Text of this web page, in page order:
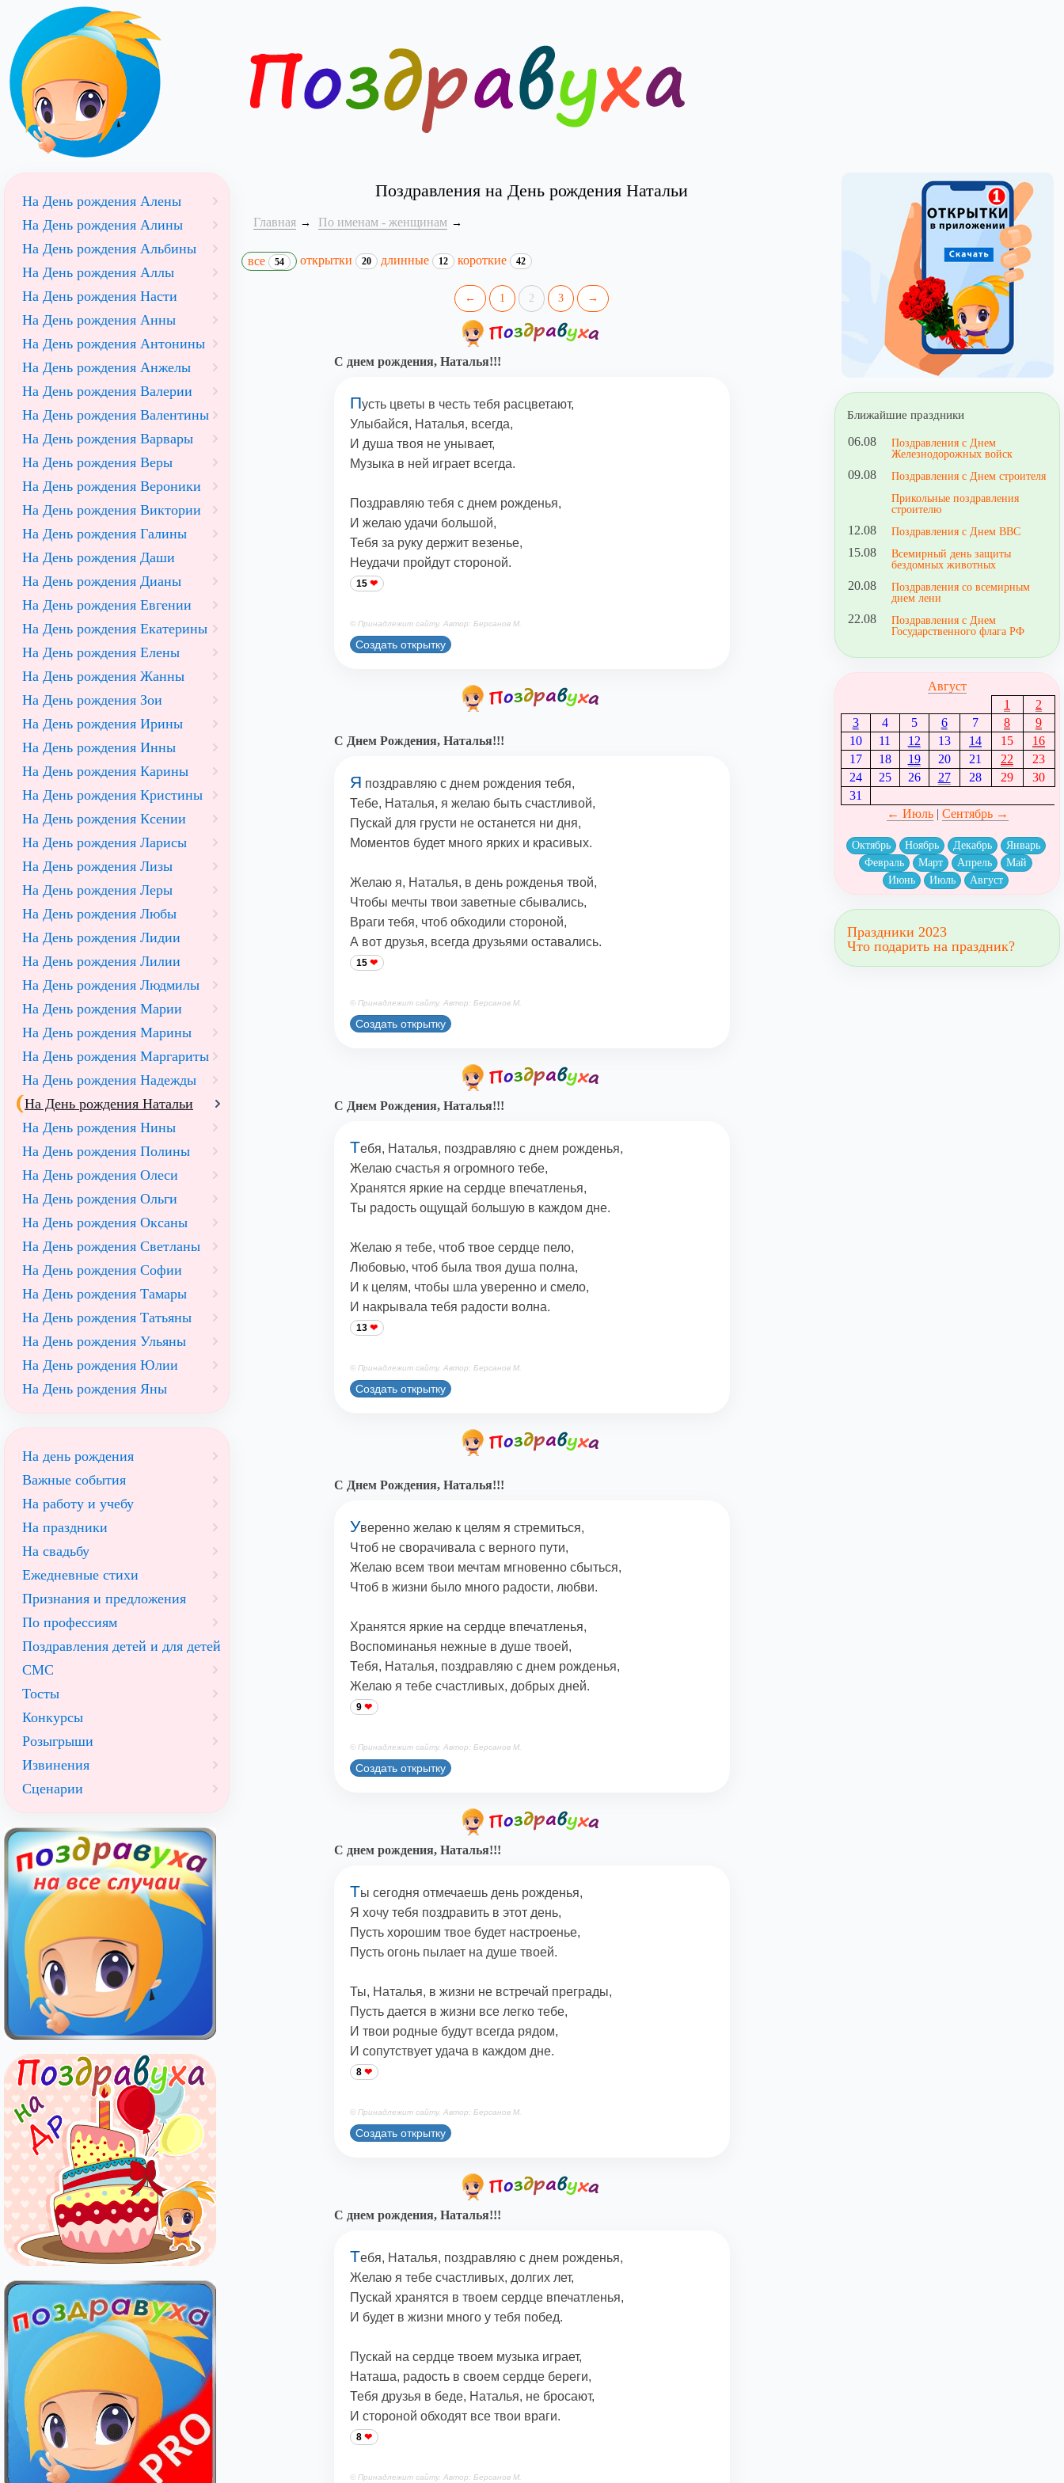
Поздравления на День рождения Натальи
Главная По именам - женщинам
все 54 открытки 20 длинные 12 короткие 42
← 1 2 3 →
С днем рождения, Наталья!!!
Пусть цветы в честь тебя расцветают,
Улыбайся, Наталья, всегда,
И душа твоя не унывает,
Музыка в ней играет всегда.
Поздравляю тебя с днем рожденья,
И желаю удачи большой,
Тебя за руку держит везенье,
Неудачи пройдут стороной.
15
© Принадлежит сайту. Автор: Берсанов М.
Создать открытку
С Днем Рождения, Наталья!!!
Я поздравляю с днем рождения тебя,
Тебе, Наталья, я желаю быть счастливой,
Пускай для грусти не останется ни дня,
Моментов будет много ярких и красивых.
Желаю я, Наталья, в день рожденья твой,
Чтобы мечты твои заветные сбывались,
Враги тебя, чтоб обходили стороной,
А вот друзья, всегда друзьями оставались.
15
© Принадлежит сайту. Автор: Берсанов М.
Создать открытку
С Днем Рождения, Наталья!!!
Тебя, Наталья, поздравляю с днем рожденья,
Желаю счастья я огромного тебе,
Хранятся яркие на сердце впечатленья,
Ты радость ощущай большую в каждом дне.
Желаю я тебе, чтоб твое сердце пело,
Любовью, чтоб была твоя душа полна,
И к целям, чтобы шла уверенно и смело,
И накрывала тебя радости волна.
13
© Принадлежит сайту. Автор: Берсанов М.
Создать открытку
С Днем Рождения, Наталья!!!
Уверенно желаю к целям я стремиться,
Чтоб не сворачивала с верного пути,
Желаю всем твои мечтам мгновенно сбыться,
Чтоб в жизни было много радости, любви.
Хранятся яркие на сердце впечатленья,
Воспоминанья нежные в душе твоей,
Тебя, Наталья, поздравляю с днем рожденья,
Желаю я тебе счастливых, добрых дней.
9
© Принадлежит сайту. Автор: Берсанов М.
Создать открытку
С днем рождения, Наталья!!!
Ты сегодня отмечаешь день рожденья,
Я хочу тебя поздравить в этот день,
Пусть хорошим твое будет настроенье,
Пусть огонь пылает на душе твоей.
Ты, Наталья, в жизни не встречай преграды,
Пусть дается в жизни все легко тебе,
И твои родные будут всегда рядом,
И сопутствует удача в каждом дне.
8
© Принадлежит сайту. Автор: Берсанов М.
Создать открытку
С днем рождения, Наталья!!!
Тебя, Наталья, поздравляю с днем рожденья,
Желаю я тебе счастливых, долгих лет,
Пускай хранятся в твоем сердце впечатленья,
И будет в жизни много у тебя побед.
Пускай на сердце твоем музыка играет,
Наташа, радость в своем сердце береги,
Тебя друзья в беде, Наталья, не бросают,
И стороной обходят все твои враги.
8
© Принадлежит сайту. Автор: Берсанов М.
На День рождения Алены
На День рождения Алины
На День рождения Альбины
На День рождения Аллы
На День рождения Насти
На День рождения Анны
На День рождения Антонины
На День рождения Анжелы
На День рождения Валерии
На День рождения Валентины
На День рождения Варвары
На День рождения Веры
На День рождения Вероники
На День рождения Виктории
На День рождения Галины
На День рождения Даши
На День рождения Дианы
На День рождения Евгении
На День рождения Екатерины
На День рождения Елены
На День рождения Жанны
На День рождения Зои
На День рождения Ирины
На День рождения Инны
На День рождения Карины
На День рождения Кристины
На День рождения Ксении
На День рождения Ларисы
На День рождения Лизы
На День рождения Леры
На День рождения Любы
На День рождения Лидии
На День рождения Лилии
На День рождения Людмилы
На День рождения Марии
На День рождения Марины
На День рождения Маргариты
На День рождения Надежды
На День рождения Натальи
На День рождения Нины
На День рождения Полины
На День рождения Олеси
На День рождения Ольги
На День рождения Оксаны
На День рождения Светланы
На День рождения Софии
На День рождения Тамары
На День рождения Татьяны
На День рождения Ульяны
На День рождения Юлии
На День рождения Яны
На день рождения
Важные события
На работу и учебу
На праздники
На свадьбу
Ежедневные стихи
Признания и предложения
По профессиям
Поздравления детей и для детей
СМС
Тосты
Конкурсы
Розыгрыши
Извинения
Сценарии
Ближайшие праздники
06.08
Поздравления с Днем
Железнодорожных войск
09.08
Поздравления с Днем строителя
Прикольные поздравления
строителю
12.08 Поздравления с Днем ВВС
15.08
Всемирный день защиты
бездомных животных
20.08
Поздравления со всемирным
днем лени
22.08
Поздравления с Днем
Государственного флага РФ
Август
1
2
3
4 5 6 7 8
9
10
11 12 13 14 15
16
17
18 19 20 21 22
23
24
25 26 27 28 29
30
31
← Июль| Сентябрь →
Октябрь Ноябрь Декабрь
Январь
Февраль
Март Апрель
Май
Июнь
Июль Август
Праздники 2023
Что подарить на праздник?